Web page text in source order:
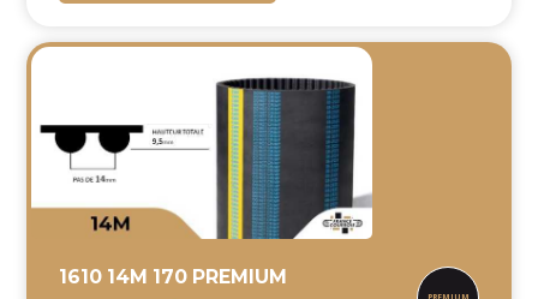
1610 14M 170 PREMIUM